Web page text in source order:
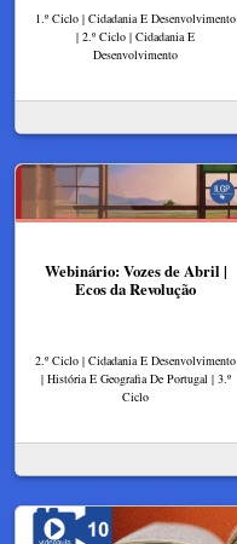
1.º Ciclo | Cidadania E Desenvolvimento
| 2.º Ciclo | Cidadania E
Desenvolvimento
Webinário: Vozes de Abril |
Ecos da Revolução
2.º Ciclo | Cidadania E Desenvolvimento
| História E Geografia De Portugal | 3.º
Ciclo